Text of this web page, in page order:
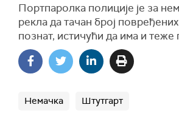
Портпаролка полиције је за
рекла да тачан број повређених
познат, истичући да има и теже
Немачка Штутгарт